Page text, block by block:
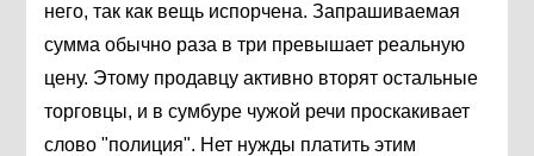
него, так как вещь испорчена. Запрашиваемая
сумма обычно раза в три превышает реальную
цену. Этому продавцу активно вторят остальные
торговцы, и в сумбуре чужой речи проскакивает
слово "полиция". Нет нужды платить этим